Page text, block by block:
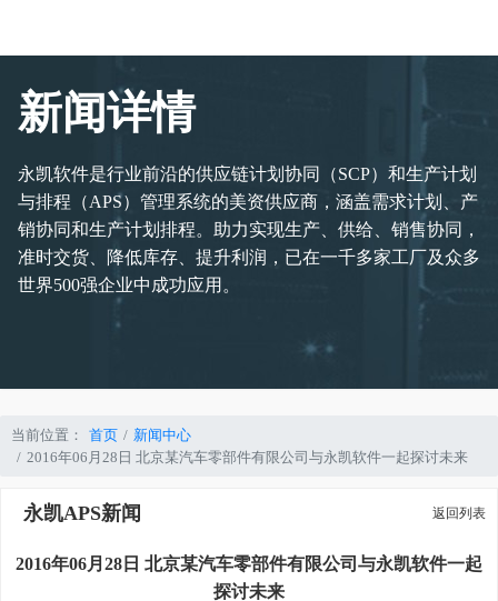
新闻详情
永凯软件是行业前沿的供应链计划协同（SCP）和生产计划
与排程（APS）管理系统的美资供应商，涵盖需求计划、产
销协同和生产计划排程。助力实现生产、供给、销售协同，
准时交货、降低库存、提升利润，已在一千多家工厂及众多
世界500强企业中成功应用。
当前位置： 首页
新闻中心
2016年06月28日 北京某汽车零部件有限公司与永凯软件一起探讨未来
永凯APS新闻 返回列表
2016年06月28日 北京某汽车零部件有限公司与永凯软件一起
探讨未来